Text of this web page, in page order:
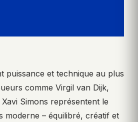
puissance et technique au plus
comme Virgil van Dijk,
Simons représentent le
moderne – équilibré, créatif et